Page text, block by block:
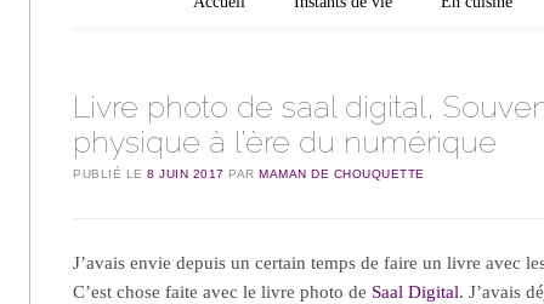
Livre photo de saal digital,
physique à l’ère du numérique
PUBLIÉ LE8 JUIN 2017 PARMAMAN DE CHOUQUETTE
J’avais envie depuis un certain temps de faire un livre avec
C’est chose faite avec le livre photo de Saal Digital. J’avais